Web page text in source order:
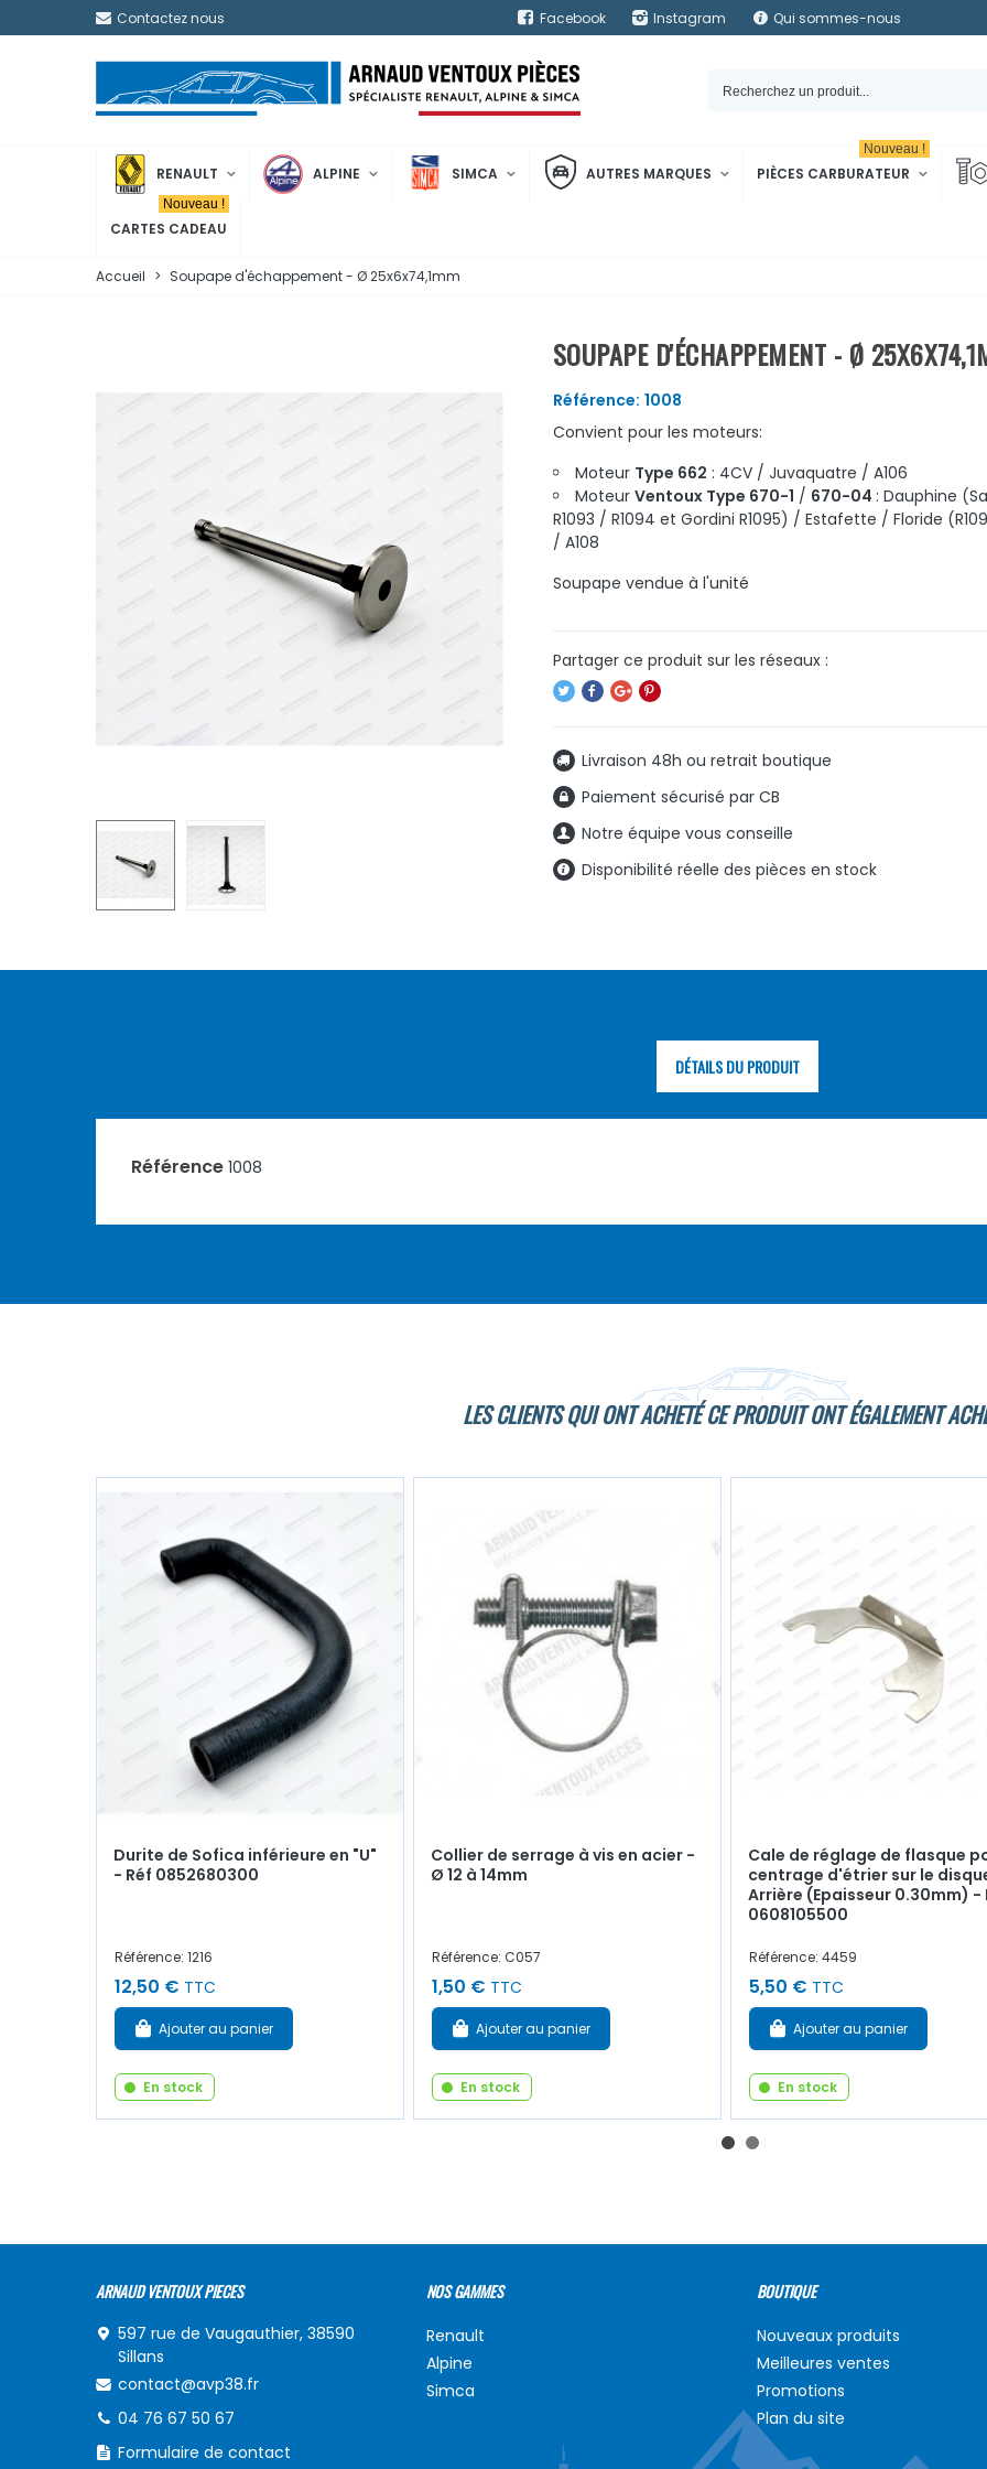
Contactez nous Facebook Instagram Qui sommes-nous
RENAULT ALPINE SIMCA AUTRES MARQUES PIÈCES CARBURATEUR
Nouveau !
CARTES CADEAU
Nouveau !
Accueil > Soupape d'échappement - Ø 25x6x74,1mm
SOUPAPE D'ÉCHAPPEMENT - Ø
Référence: 1008
Convient pour les moteurs:
Moteur Type 662 : 4CV / Juvaquatre / A106
Moteur Ventoux Type 670-1 / 670-04 : Dauphine
R1093 / R1094 et Gordini R1095) / Estafette / Floride
/ A108
Soupape vendue à l'unité
Livraison 48h ou retrait boutique
Paiement sécurisé par CB
Notre équipe vous conseille
Disponibilité réelle des pièces en stock
DÉTAILS DU PRODUIT
Référence 1008
LES CLIENTS QUI ONT ACHETÉ CE PRODUIT ONT ÉGALEMENT
Durite de Sofica inférieure en "U"
- Réf 0852680300
Référence: 1216
12,50 € TTC
Ajouter au panier
En stock
Collier de serrage à vis en acier -
Ø 12 à 14mm
Référence: C057
1,50 € TTC
Ajouter au panier
En stock
Cale de réglage de flasque
centrage d'étrier sur le
Arrière (Epaisseur 0.30mm) -
0608105500
Référence: 4459
5,50 € TTC
Ajouter au panier
En stock
ARNAUD VENTOUX PIECES
597 rue de Vaugauthier, 38590
Sillans
contact@avp38.fr
04 76 67 50 67
Formulaire de contact
NOS GAMMES
Renault
Alpine
Simca
BOUTIQUE
Nouveaux produits
Meilleures ventes
Promotions
Plan du site